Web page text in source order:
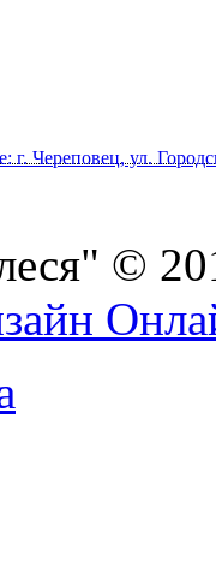
г. Череповец, ул.
©